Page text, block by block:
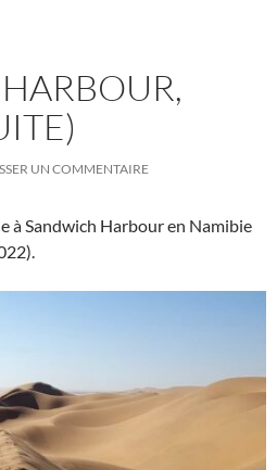
UN COMMENTAIRE
à Sandwich Harbour en Namibie